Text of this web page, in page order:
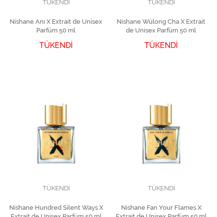
TÜKENDİ
Nishane Anı X Extrait de Unisex
Parfüm 50 ml
TÜKENDİ
TÜKENDİ
Nishane Wülong Cha X Extrait
de Unisex Parfüm 50 ml
TÜKENDİ
TÜKENDİ
Nishane Hundred Silent Ways X
TÜKENDİ
Nishane Fan Your Flames X